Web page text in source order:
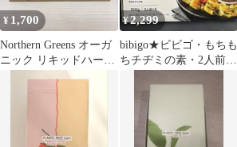
¥ 1,700
Northern Greens オーガ
ニック リキッドハーブ
¥2,299
bibigo★ビビゴ・もちも
ちチヂミの素・2人前×5